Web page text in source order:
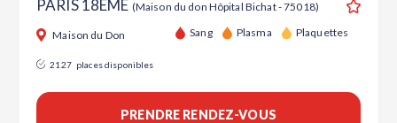
PARIS 18ÈME (Maison du don Hôpital Bichat - 75018)
Maison du Don Sang Plasma Plaquettes
2127 places disponibles
PRENDRE RENDEZ-VOUS